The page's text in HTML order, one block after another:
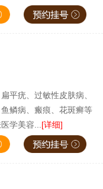
平疣、过敏性皮肤病、
鳞病、瘢痕、花斑癣等
学美容... [详细]